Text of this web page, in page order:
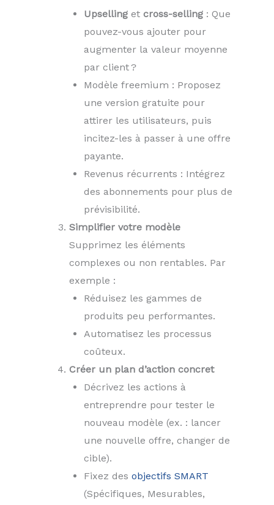
Upselling et cross-selling : Que
pouvez-vous ajouter pour
augmenter la valeur moyenne
par client ?
Modèle freemium : Proposez
une version gratuite pour
attirer les utilisateurs, puis
incitez-les à passer à une offre
payante.
Revenus récurrents : Intégrez
des abonnements pour plus de
prévisibilité.
Simplifier votre modèle
Supprimez les éléments
complexes ou non rentables. Par
exemple :
Réduisez les gammes de
produits peu performantes.
Automatisez les processus
coûteux.
Créer un plan d’action concret
Décrivez les actions à
entreprendre pour tester le
nouveau modèle (ex. : lancer
une nouvelle offre, changer de
cible).
Fixez des objectifs SMART
(Spécifiques, Mesurables,